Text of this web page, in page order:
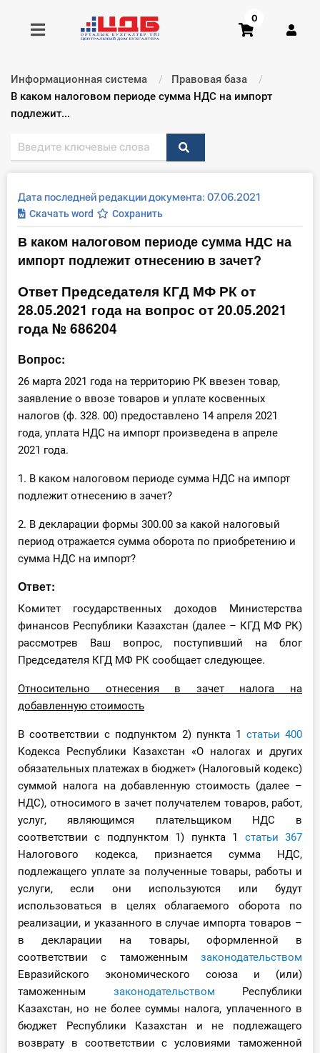
Получить консультацию
Главная ИС
Формы
Консультации
Библиотека бухгалтера
Вебинары
Справочник бухгалтера
Участник ВЭД
Практика ИП
Учет по отраслям
Интернет-магазин
О Системе
Обучение
Тестирование для
бухгалтера
0
Информационная система
Правовая база
Текущий:
В каком налоговом периоде сумма НДС на импорт
подлежит...
Дата последней редакции документа: 07.06.2021
Скачать word Сохранить
В каком налоговом периоде сумма НДС на
импорт подлежит отнесению в зачет?
Ответ Председателя КГД МФ РК от
28.05.2021 года на вопрос от 20.05.2021
года № 686204
Вопрос:
26 марта 2021 года на территорию РК ввезен товар,
заявление о ввозе товаров и уплате косвенных
налогов (ф. 328. 00) предоставлено 14 апреля 2021
года, уплата НДС на импорт произведена в апреле
2021 года.
1. В каком налоговом периоде сумма НДС на импорт
подлежит отнесению в зачет?
2. В декларации формы 300.00 за какой налоговый
период отражается сумма оборота по приобретению и
сумма НДС на импорт?
Ответ:
Комитет государственных доходов Министерства
финансов Республики Казахстан (далее – КГД МФ РК)
рассмотрев Ваш вопрос, поступивший на блог
Председателя КГД МФ РК сообщает следующее.
Относительно отнесения в зачет налога на
добавленную стоимость
В соответствии с подпунктом 2) пункта 1 статьи 400
Кодекса Республики Казахстан «О налогах и других
обязательных платежах в бюджет» (Налоговый кодекс)
суммой налога на добавленную стоимость (далее –
НДС), относимого в зачет получателем товаров, работ,
услуг, являющимся плательщиком НДС в
соответствии с подпунктом 1) пункта 1 статьи 367
Налогового кодекса, признается сумма НДС,
подлежащего уплате за полученные товары, работы и
услуги, если они используются или будут
использоваться в целях облагаемого оборота по
реализации, и указанного в случае импорта товаров –
в декларации на товары, оформленной в
соответствии с таможенным законодательством
Евразийского экономического союза и (или)
таможенным законодательством Республики
Казахстан, но не более суммы налога, уплаченного в
бюджет Республики Казахстан и не подлежащего
возврату в соответствии с условиями таможенной